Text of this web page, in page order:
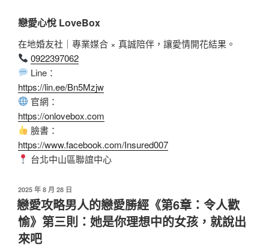
戀愛心悅 LoveBox
在地婚友社｜專業媒合 × 真誠陪伴，讓愛情開花結果。
0922397062
Line：
https://lin.ee/Bn5Mzjw
官網：
https://onlovebox.com
臉書：
https://www.facebook.com/Insured007
台北中山區聯誼中心
2025 年 8 月 28 日
戀愛攻略男人的戀愛勝經《第6章：令人歡
愉》第三則：她是你理想中的女孩，就說出
來吧